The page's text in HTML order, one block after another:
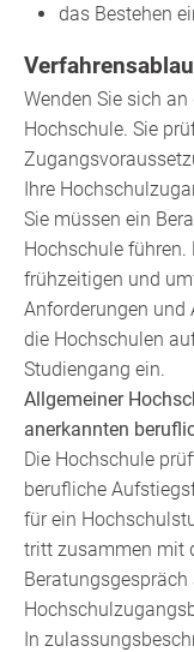
das Bestehen
Wenden Sie sich
Hochschule. Sie
Ihre
Sie müssen ein
Hochschule führen.
frühzeitigen und
Anforderungen und
die Hochschulen
Studiengang ein.
Allgemeiner
anerkannten
Die Hochschule
berufliche
für ein
tritt zusammen mit
In